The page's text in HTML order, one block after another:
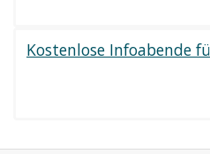
Kostenlose Infoabende